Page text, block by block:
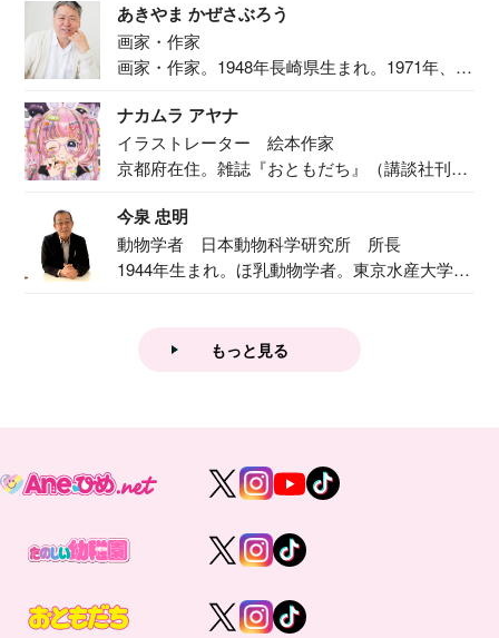
あきやま かぜさぶろう
画家・作家
画家・作家。1948年長崎県生まれ。1971年、
ナカムラ アヤナ
イラストレーター 絵本作家
京都府在住。雑誌『おともだち』（講談社刊）
今泉 忠明
動物学者 日本動物科学研究所 所長
1944年生まれ。ほ乳動物学者。東京水産大学卒
もっと見る